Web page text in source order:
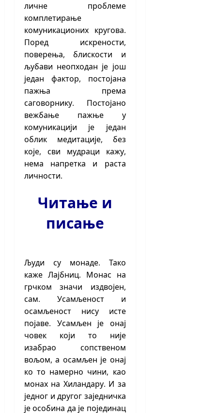
личне проблеме
комплетирање
комуникационих кругова.
Поред искрености,
поверења, блискости и
љубави неопходан је још
један фактор, постојана
пажња према
саговорнику. Постојано
вежбање пажње у
комуникацији је један
облик медитације, без
које, сви мудраци кажу,
нема напретка и раста
личности.
Читање и
писање
Људи су монаде. Тако
каже Лајбниц. Монас на
грчком значи издвојен,
сам. Усамљеност и
осамљеност нису исте
појаве. Усамљен је онај
човек који то није
изабрао сопственом
вољом, а осамљен је онај
ко то намерно чини, као
монах на Хиландару. И за
једног и другог заједничка
је особина да је појединац